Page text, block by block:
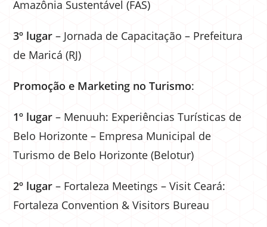
Amazônia Sustentável (FAS)
3º lugar – Jornada de Capacitação – Prefeitura
de Maricá (RJ)
Promoção e Marketing no Turismo:
1º lugar – Menuuh: Experiências Turísticas de
Belo Horizonte – Empresa Municipal de
Turismo de Belo Horizonte (Belotur)
2º lugar – Fortaleza Meetings – Visit Ceará:
Fortaleza Convention & Visitors Bureau